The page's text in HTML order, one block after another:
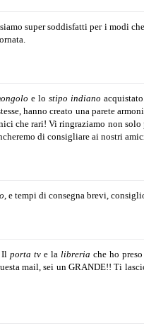
super soddisfatti per i modi
e lo stipo indiano
hanno creato una parete
rari! Vi ringraziamo non
di consigliare ai nostri
, e tempi di consegna brevi,
Il porta tve la libreria che ho
mail,sei un GRANDE!! Ti